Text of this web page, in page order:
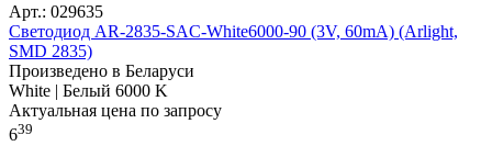
Арт.: 029635
Светодиод AR-2835-SAC-White6000-90 (3V, 60mA) (Arlight,
SMD 2835)
Произведено в Беларуси
White | Белый 6000 K
Актуальная цена по запросу
639